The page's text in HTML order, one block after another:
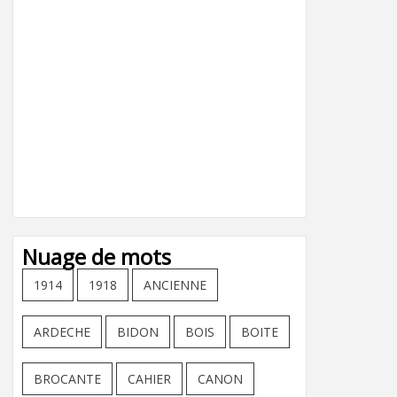
Nuage de mots
1914 1918 ANCIENNE
ARDECHE BIDON BOIS BOITE
BROCANTE CAHIER CANON